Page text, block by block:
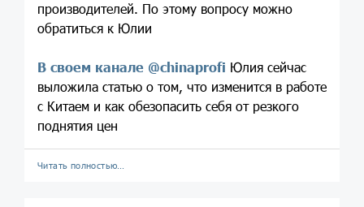
производителей. По этому вопросу можно
обратиться к Юлии
В своем канале @chinaprofi Юлия сейчас
выложила статью о том, что изменится в работе
с Китаем и как обезопасить себя от резкого
поднятия цен
Читать полностью…